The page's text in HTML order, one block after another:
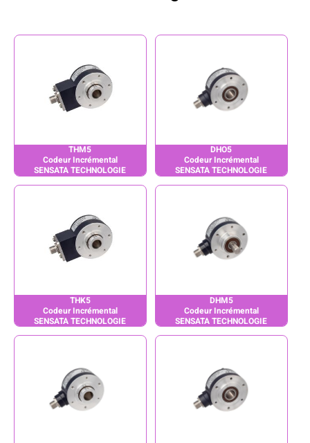
THM5
Codeur Incrémental
SENSATA TECHNOLOGIE
DHO5
Codeur Incrémental
SENSATA TECHNOLOGIE
THK5
Codeur Incrémental
SENSATA TECHNOLOGIE
DHM5
Codeur Incrémental
SENSATA TECHNOLOGIE